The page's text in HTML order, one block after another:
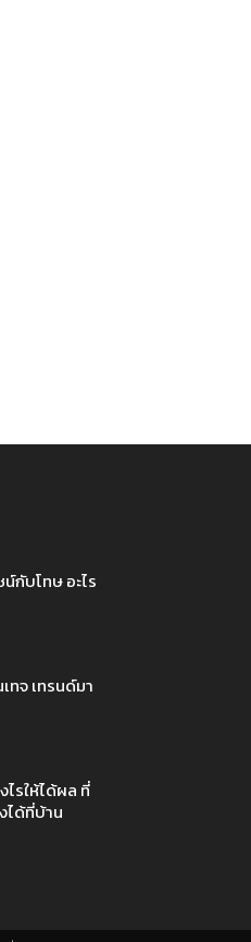
กับโทษ อะไร
ทจ เทรนด์มา
รให้ได้ผล ที่
ได้ที่บ้าน